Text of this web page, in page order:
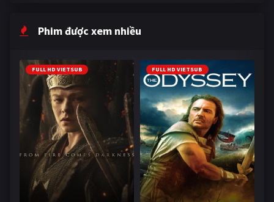
Phim được xem nhiều
FULL HD VIETSUB FULL HD VIETSUB